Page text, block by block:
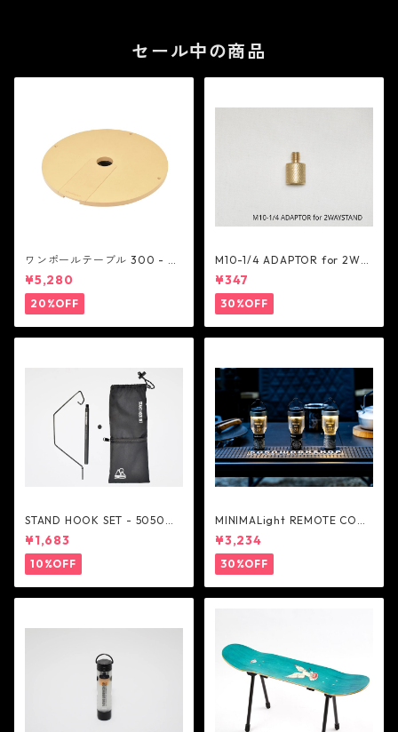
セール中の商品
ワンポールテーブル 300 - be
lmont
¥5,280
20%OFF
M10-1/4 ADAPTOR for 2WA
Y STAND - 5050WORKSHOP
¥347
30%OFF
STAND HOOK SET - 5050W
ORKSHOP
¥1,683
10%OFF
MINIMALight REMOTE CONT
ROL 2.0 - 5050WORKSHOP
¥3,234
30%OFF